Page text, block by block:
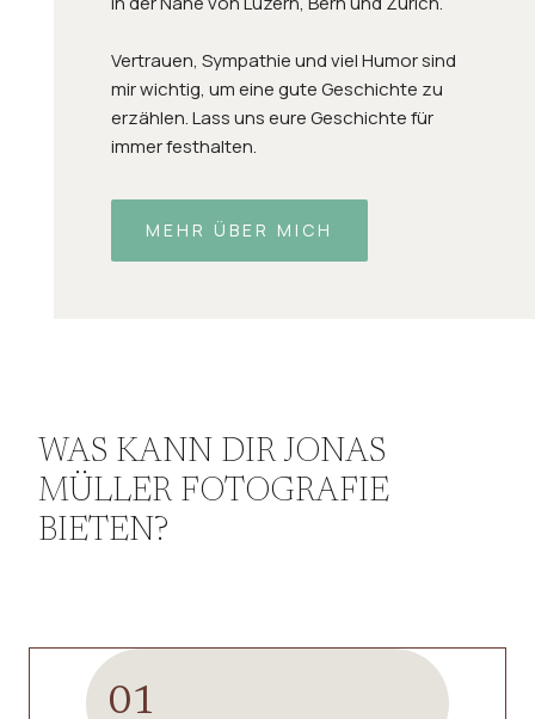
Vertrauen, Sympathie und viel Humor sind
mir wichtig, um eine gute Geschichte zu
erzählen. Lass uns eure Geschichte für
immer festhalten.
MEHR ÜBER MICH
WAS KANN DIR JONAS
MÜLLER FOTOGRAFIE
BIETEN?
01